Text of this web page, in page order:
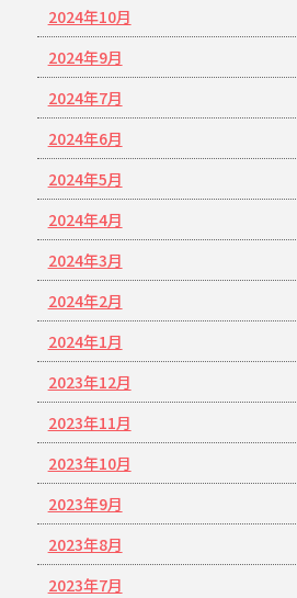
2024年10月
2024年9月
2024年7月
2024年6月
2024年5月
2024年4月
2024年3月
2024年2月
2024年1月
2023年12月
2023年11月
2023年10月
2023年9月
2023年8月
2023年7月